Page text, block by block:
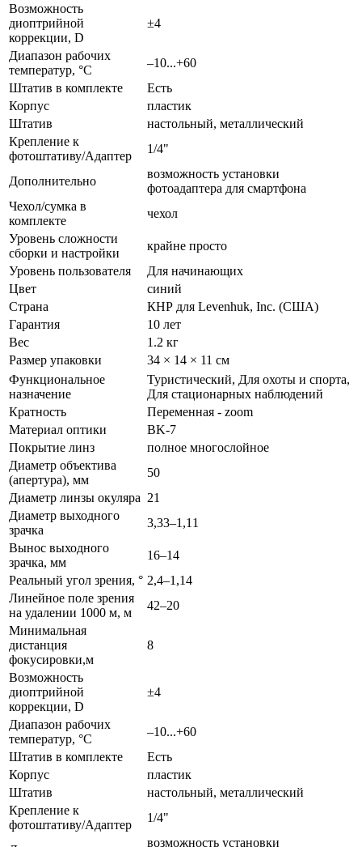
Возможность
диоптрийной
коррекции, D
±4
Диапазон рабочих
температур, °С
–10...+60
Штатив в комплекте
Есть
Корпус
пластик
Штатив
настольный, металлический
Крепление к
фотоштативу/Адаптер
1/4"
Дополнительно
возможность установки
фотоадаптера для смартфона
Чехол/сумка в
комплекте
чехол
Уровень сложности
сборки и настройки
крайне просто
Уровень пользователя
Для начинающих
Цвет
синий
Страна
КНР для Levenhuk, Inc. (США)
Гарантия
10 лет
Вес
1.2 кг
Размер упаковки
34 × 14 × 11 см
Функциональное
назначение
Туристический, Для охоты и спорта,
Для стационарных наблюдений
Кратность
Переменная - zoom
Материал оптики
BK-7
Покрытие линз
полное многослойное
Диаметр объектива
(апертура), мм
50
Диаметр линзы окуляра 21
Диаметр выходного
зрачка
3,33–1,11
Вынос выходного
зрачка, мм
16–14
Реальный угол зрения, ° 2,4–1,14
Линейное поле зрения
на удалении 1000 м, м
42–20
Минимальная
дистанция
фокусировки,м
8
Возможность
диоптрийной
коррекции, D
±4
Диапазон рабочих
температур, °С
–10...+60
Штатив в комплекте
Есть
Корпус
пластик
Штатив
настольный, металлический
Крепление к
фотоштативу/Адаптер
1/4"
возможность установки